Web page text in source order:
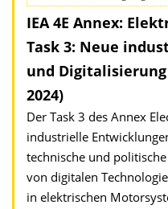
IEA 4E Annex:
Task 3: Neue
und
2024)
Der Task 3 des Annex
industrielle
technische und
von digitalen
in elektrischen